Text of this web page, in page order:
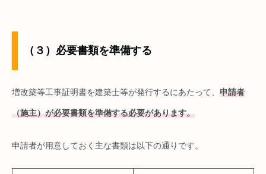
（３）必要書類を準備する
増改築等工事証明書を建築士等が発行するにあたって、 申請者
（施主）が必要書類を準備する必要があります。
申請者が用意しておく主な書類は以下の通りです。